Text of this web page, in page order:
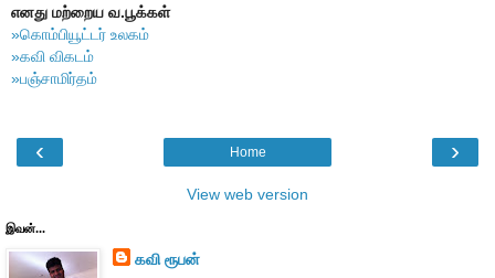
எனது மற்றைய வ.பூக்கள்
»கொம்பியூட்டர் உலகம்
»கவி விகடம்
»பஞ்சாமிர்தம்
‹ ›
Home
View web version
இவன்...
கவி ரூபன்